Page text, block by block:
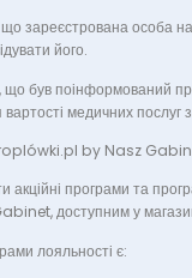
зареєстрована особа
його.
був поінформований
медичних послуг
Kroplówki.pl by Nasz
програми та
доступним у
лояльності є: